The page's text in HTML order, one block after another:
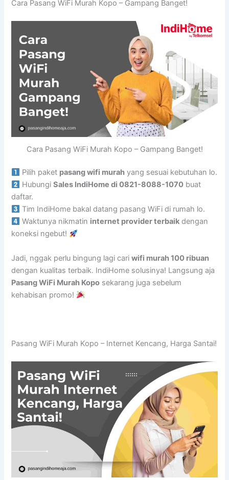
Cara Pasang WiFi Murah Kopo – Gampang Banget!
Cara Pasang WiFi Murah Kopo – Gampang Banget!
Pilih paket pasang wifi murah yang sesuai kebutuhan lo.
HubungiSales IndiHome di 0821-8088-1070 buat
daftar.
Tim IndiHome bakal datang pasang WiFi di rumah lo.
Waktunya nikmatin internet provider terbaik dengan
koneksi ngebut!
Jadi, nggak perlu bingung lagi cariwifi murah 100 ribuan
dengan kualitas terbaik. IndiHome solusinya! Langsung aja
Pasang WiFi Murah Kopo sekarang juga sebelum
kehabisan promo!
Pasang WiFi Murah Kopo – Internet Kencang, Harga Santai!